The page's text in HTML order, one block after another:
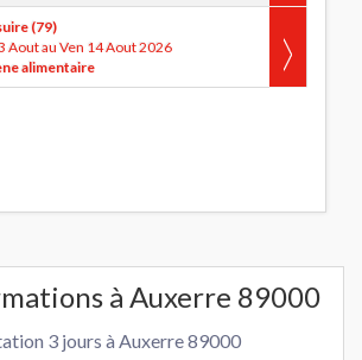
(79)
Aout au Ven 14 Aout 2026
alimentaire
à Auxerre 89000
3 jours à Auxerre 89000